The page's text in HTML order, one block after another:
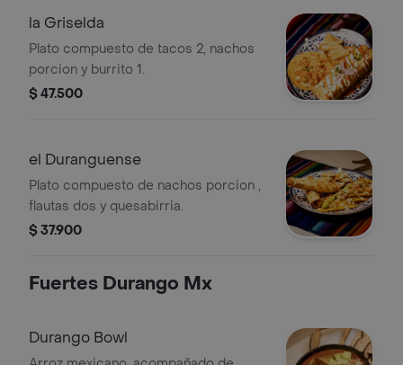
la Griselda
Plato compuesto de tacos 2, nachos
porcion y burrito 1.
$ 47.500
el Duranguense
Plato compuesto de nachos porcion ,
flautas dos y quesabirria.
$ 37.900
Fuertes Durango Mx
Durango Bowl